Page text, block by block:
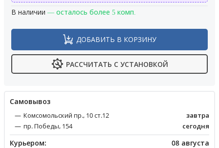
В наличии — осталось более 5 комп.
ДОБАВИТЬ В КОРЗИНУ
РАССЧИТАТЬ С УСТАНОВКОЙ
Cамовывоз
Комсомольский пр., 10 ст.12
завтра
пр. Победы, 154
сегодня
Курьером: 08 августа